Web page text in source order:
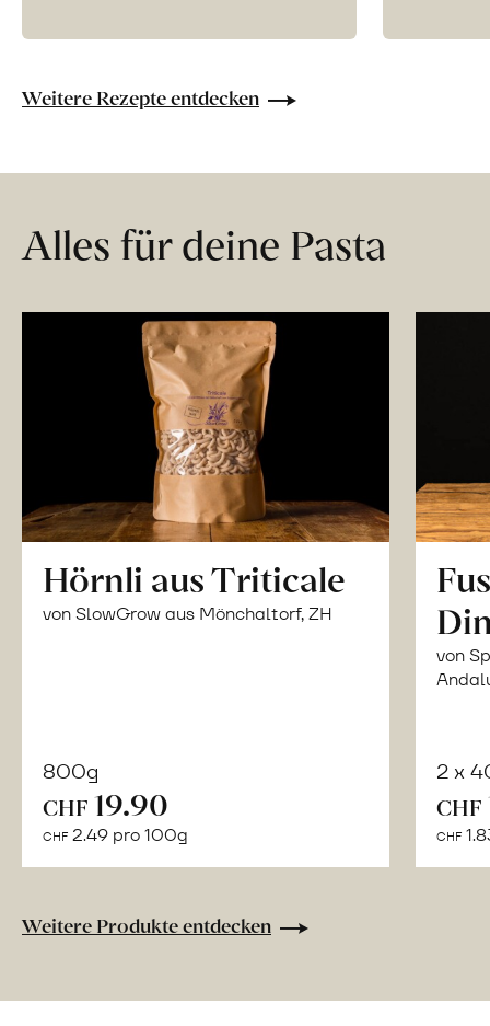
Weitere Rezepte entdecken
Alles für deine Pasta
Hörnli aus Triticale
von SlowGrow aus Mönchaltorf, ZH
800g
CHF 19.90
CHF 2.49 pro 100g
von
2 x
CHF
CHF
Weitere Produkte entdecken